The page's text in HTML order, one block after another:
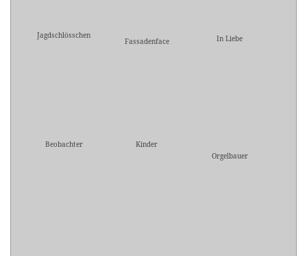
Jagdschlösschen
Fassadenface In Liebe
Beobachter
Kinder
Orgelbauer